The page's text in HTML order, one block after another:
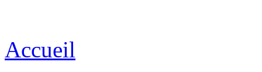
Accueil